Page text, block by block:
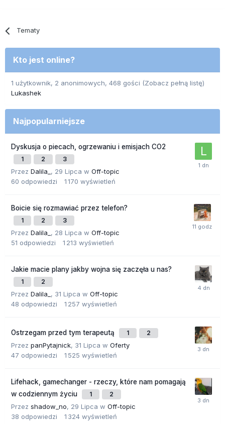
Tematy
Kto jest online?
1 użytkownik, 2 anonimowych, 468 gości (Zobacz pełną listę)
Lukashek
Najpopularniejsze
Dyskusja o piecach, ogrzewaniu i emisjach CO2
1 2 3
Przez Dalila_ , 29 Lipca w Off-topic
60 odpowiedzi 1 170 wyświetleń
Boicie się rozmawiać przez telefon?
1 2 3
Przez Dalila_ , 28 Lipca w Off-topic
51 odpowiedzi 1 213 wyświetleń
Jakie macie plany jakby wojna się zaczęła u nas?
1 2
Przez Dalila_ , 31 Lipca w Off-topic
48 odpowiedzi 1 257 wyświetleń
Ostrzegam przed tym terapeutą 1 2
Przez panPytajnick, 31 Lipca w Oferty
47 odpowiedzi 1 525 wyświetleń
Lifehack, gamechanger - rzeczy, które nam pomagają
w codziennym życiu
1 2
Przez shadow_no, 29 Lipca w Off-topic
38 odpowiedzi 1 324 wyświetleń